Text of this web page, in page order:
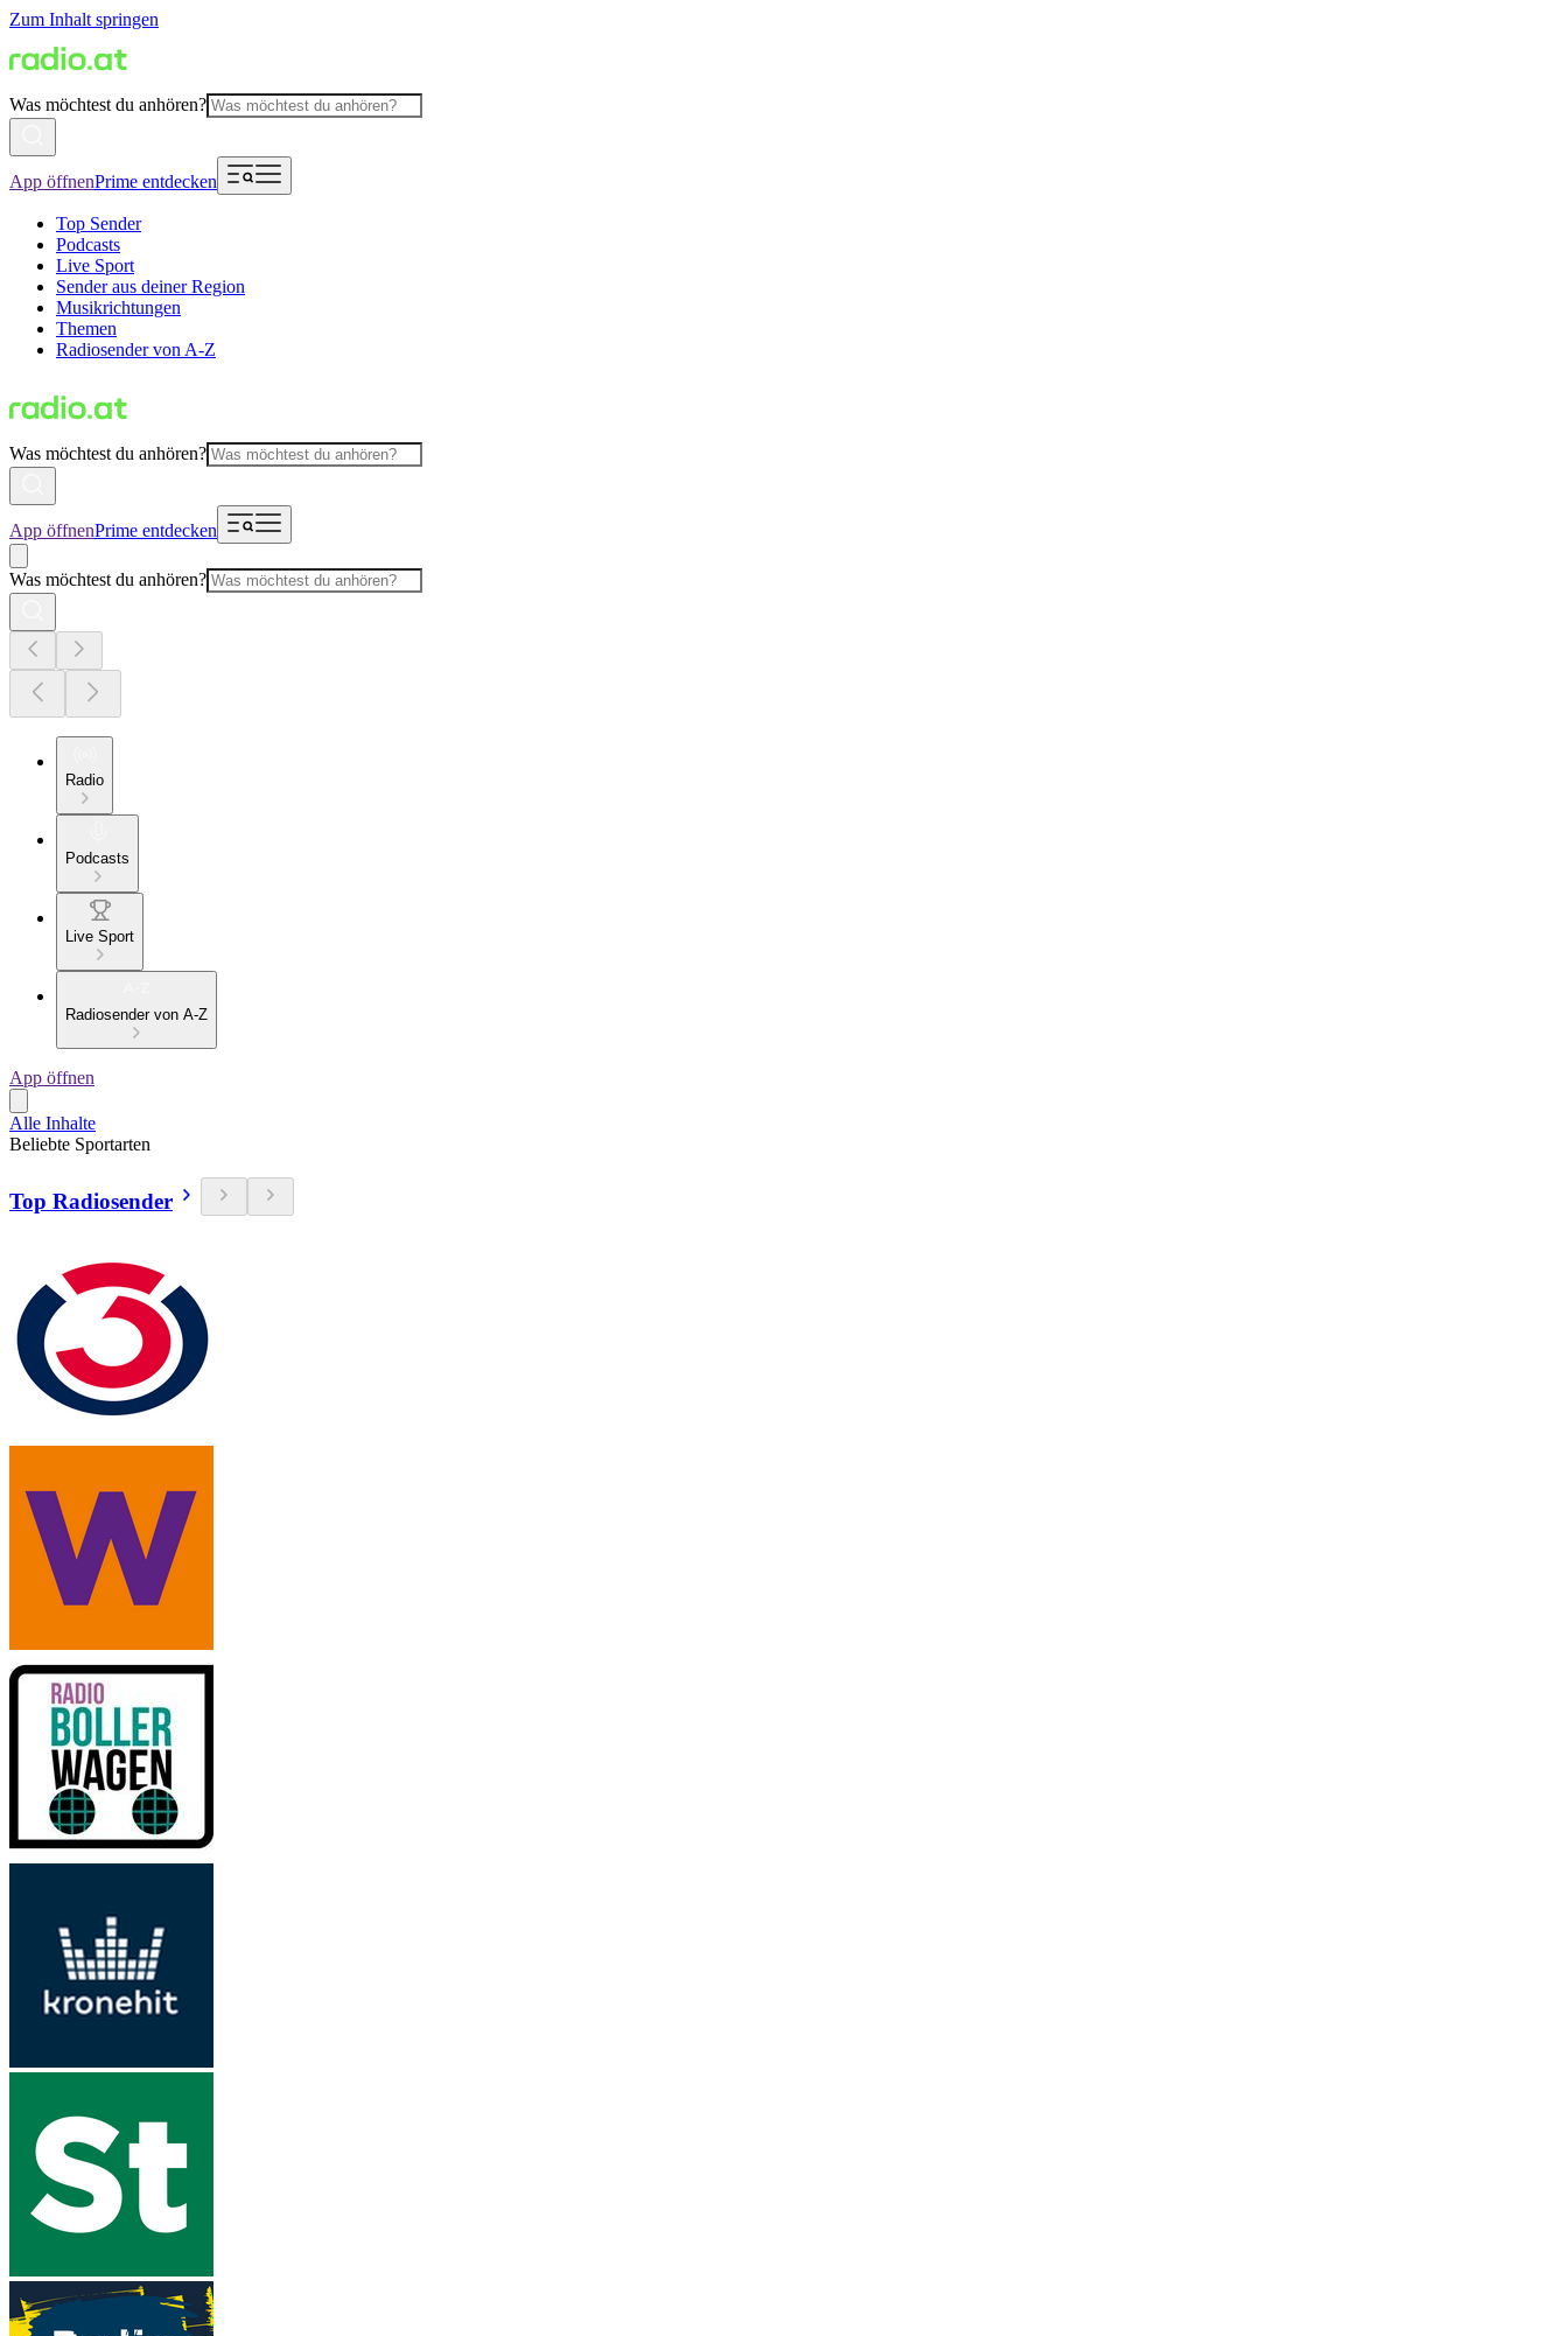
Zum Inhalt springen
Was möchtest du anhören?
App öffnenPrime entdecken
Top Sender
Podcasts
Live Sport
Sender aus deiner Region
Musikrichtungen
Themen
Radiosender von A-Z
Was möchtest du anhören?
App öffnenPrime entdecken
Was möchtest du anhören?
Radio
Podcasts
Live Sport
Radiosender von A-Z
App öffnen
Alle Inhalte
Beliebte Sportarten
Top Radiosender